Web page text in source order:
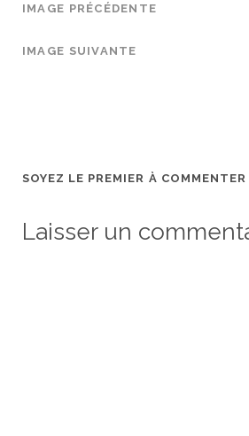
IMAGE PRÉCÉDENTE
IMAGE SUIVANTE
SOYEZ LE PREMIER À COMMENTER
Laisser un